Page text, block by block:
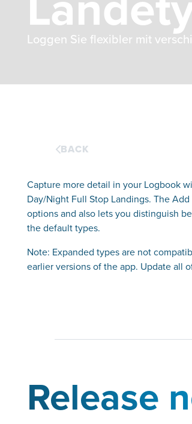
Loggen Sie flexibler mit
BACK
Capture more detail in your Logbook
Day/Night Full Stop Landings. The
options and also lets you distinguish
the default types.
Note: Expanded types are not
earlier versions of the app. Update all
Release